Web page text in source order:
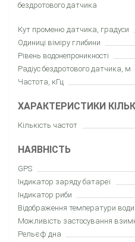
бездротового датчика
Кут променю датчика, градуси
Одиниці віміру глибини
Рівень водонепроникності
Радіус бездротового датчика, м
Частота, кГц
ХАРАКТЕРИСТИКИ
Кількість частот
НАЯВНІСТЬ
GPS
Індикатор заряду батареї
Індикатор риби
Відображення температури води
Можливість застосування
Рельєф дна